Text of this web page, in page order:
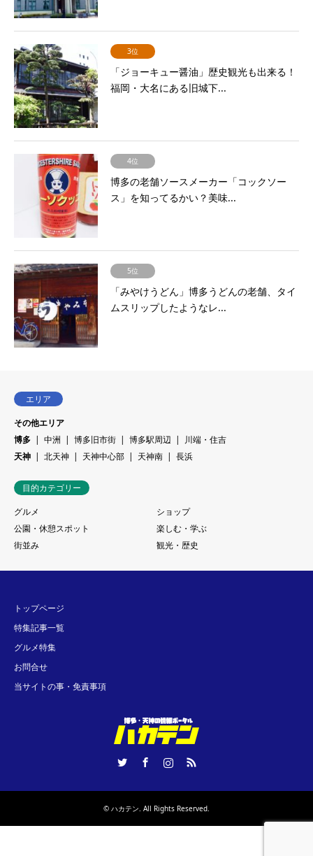
3位
「ジョーキュー醤油」歴史観光も出来る！
福岡・大名にある旧城下...
4位
博多の老舗ソースメーカー「コックソー
ス」を知ってるかい？美味...
5位
「みやけうどん」博多うどんの老舗、タイ
ムスリップしたようなレ...
エリア
その他エリア
博多
中洲 博多旧市街 博多駅周辺
川端・住吉
天神
北天神 天神中心部 天神南 長浜
目的カテゴリー
グルメ
ショップ
公園・休憩スポット
楽しむ・学ぶ
街並み
観光・歴史
トップページ
特集記事一覧
グルメ特集
お問合せ
当サイトの事・免責事項
InstagramRSS
© ハカテン . All Rights Reserved.